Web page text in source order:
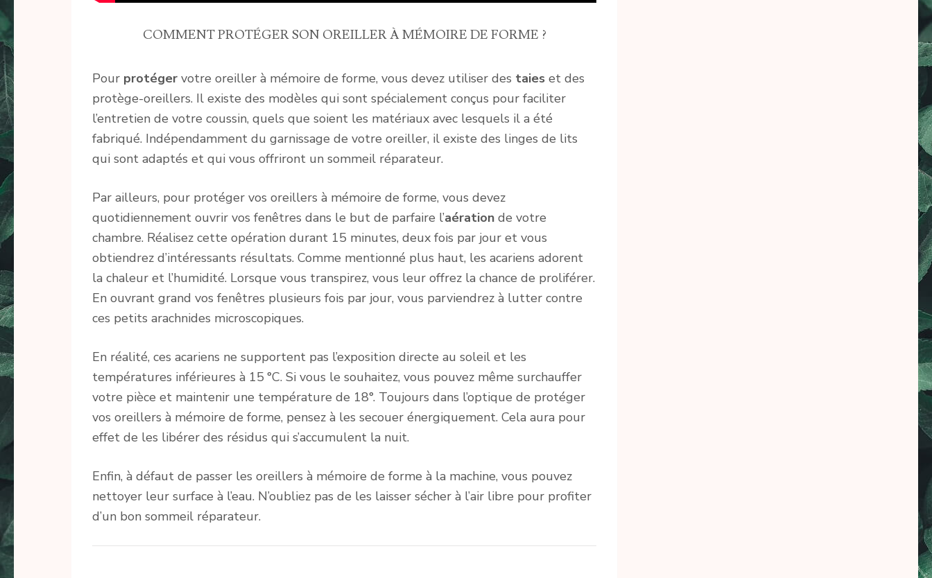
COMMENT PROTÉGER SON OREILLER À MÉMOIRE DE FORME ?
Pour protéger votre oreiller à mémoire de forme, vous devez utiliser des taies et des
protège-oreillers. Il existe des modèles qui sont spécialement conçus pour faciliter
l’entretien de votre coussin, quels que soient les matériaux avec lesquels il a été
fabriqué. Indépendamment du garnissage de votre oreiller, il existe des linges de lits
qui sont adaptés et qui vous offriront un sommeil réparateur.
Par ailleurs, pour protéger vos oreillers à mémoire de forme, vous devez
quotidiennement ouvrir vos fenêtres dans le but de parfaire l’aération de votre
chambre. Réalisez cette opération durant 15 minutes, deux fois par jour et vous
obtiendrez d’intéressants résultats. Comme mentionné plus haut, les acariens adorent
la chaleur et l’humidité. Lorsque vous transpirez, vous leur offrez la chance de proliférer.
En ouvrant grand vos fenêtres plusieurs fois par jour, vous parviendrez à lutter contre
ces petits arachnides microscopiques.
En réalité, ces acariens ne supportent pas l’exposition directe au soleil et les
températures inférieures à 15 °C. Si vous le souhaitez, vous pouvez même surchauffer
votre pièce et maintenir une température de 18°. Toujours dans l’optique de protéger
vos oreillers à mémoire de forme, pensez à les secouer énergiquement. Cela aura pour
effet de les libérer des résidus qui s’accumulent la nuit.
Enfin, à défaut de passer les oreillers à mémoire de forme à la machine, vous pouvez
nettoyer leur surface à l’eau. N’oubliez pas de les laisser sécher à l’air libre pour profiter
d’un bon sommeil réparateur.